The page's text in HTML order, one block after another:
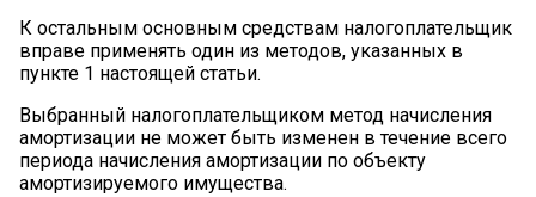
К остальным основным средствам налогоплательщик
вправе применять один из методов, указанных в
пункте 1 настоящей статьи.
Выбранный налогоплательщиком метод начисления
амортизации не может быть изменен в течение всего
периода начисления амортизации по объекту
амортизируемого имущества.